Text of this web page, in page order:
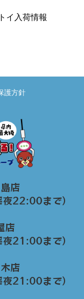
イ入荷情報
護方針
店
22:00まで）
店
21:00まで）
店
21:00まで）